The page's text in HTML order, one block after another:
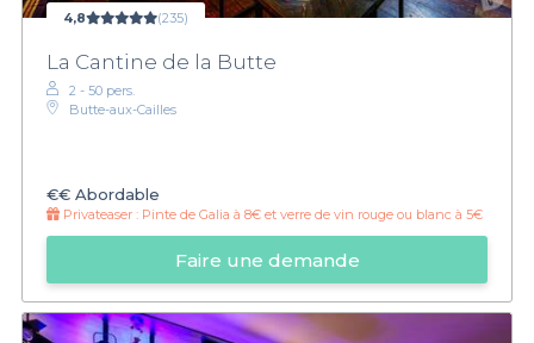
4,8 (235)
La Cantine de la Butte
2 - 50 pers.
Butte-aux-Cailles
€€ Abordable
Privateaser : Pinte de Galia à 8€ et verre de vin rouge ou blanc à 5€
Faire une demande